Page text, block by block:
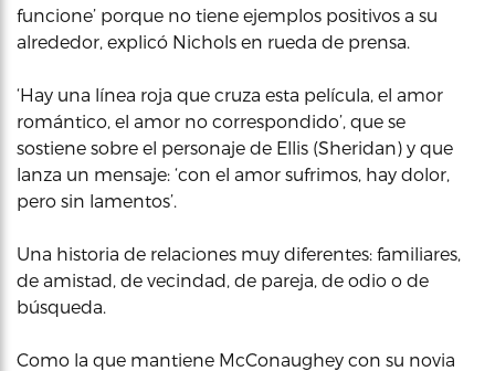
funcione’ porque no tiene ejemplos positivos a su
alrededor, explicó Nichols en rueda de prensa.
‘Hay una línea roja que cruza esta película, el amor
romántico, el amor no correspondido’, que se
sostiene sobre el personaje de Ellis (Sheridan) y que
lanza un mensaje: ‘con el amor sufrimos, hay dolor,
pero sin lamentos’.
Una historia de relaciones muy diferentes: familiares,
de amistad, de vecindad, de pareja, de odio o de
búsqueda.
Como la que mantiene McConaughey con su novia